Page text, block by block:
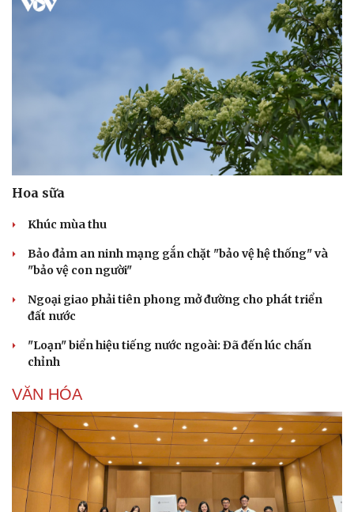
Làm đẹp - giảm cân
Phòng mạch online
Blog
Tình yêu - Gia đình
Hoa sữa
Khúc mùa thu
Bảo đảm an ninh mạng gắn chặt "bảo vệ hệ thống" và
"bảo vệ con người"
Ngoại giao phải tiên phong mở đường cho phát triển
đất nước
"Loạn" biển hiệu tiếng nước ngoài: Đã đến lúc chấn
chỉnh
VĂN HÓA